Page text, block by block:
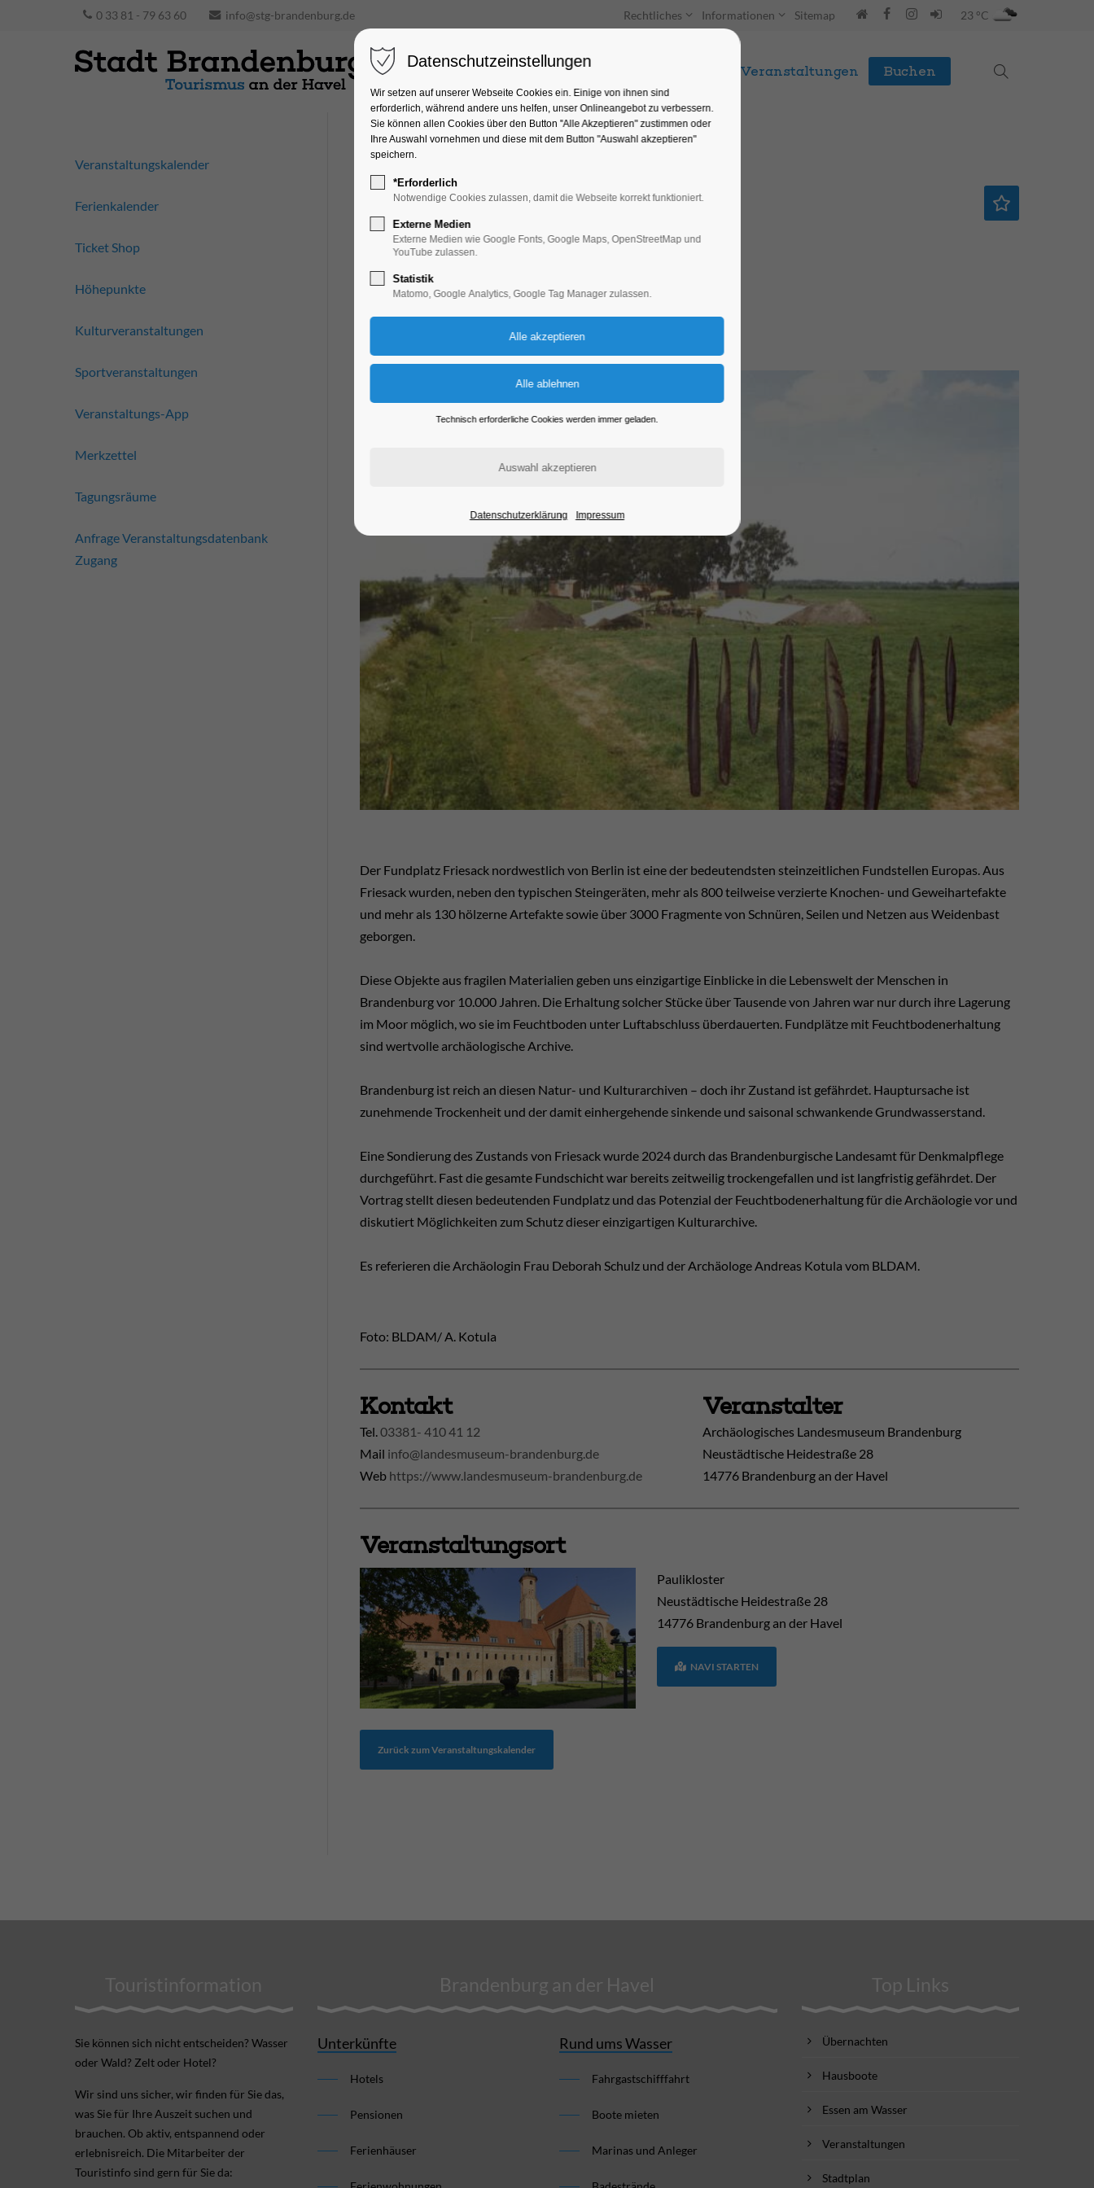
0 33 81 - 79 63 60 info@stg-brandenburg.de Rechtliches Informationen Sitemap 23 °C
Unterkünfte Entdecken & Erleben Veranstaltungen Buchen
Archäologie Aktuell
Bildung, Vortrag
05.11.2025, 18:30–19:30
Der Fundplatz Friesack nordwestlich von Berlin ist eine der bedeutendsten steinzeitlichen Fundstellen Europas. Aus
Friesack wurden, neben den typischen Steingeräten, mehr als 800 teilweise verzierte Knochen- und Geweihartefakte
und mehr als 130 hölzerne Artefakte sowie über 3000 Fragmente von Schnüren, Seilen und Netzen aus Weidenbast
geborgen.
Diese Objekte aus fragilen Materialien geben uns einzigartige Einblicke in die Lebenswelt der Menschen in
Brandenburg vor 10.000 Jahren. Die Erhaltung solcher Stücke über Tausende von Jahren war nur durch ihre Lagerung
im Moor möglich, wo sie im Feuchtboden unter Luftabschluss überdauerten. Fundplätze mit Feuchtbodenerhaltung
sind wertvolle archäologische Archive.
Brandenburg ist reich an diesen Natur- und Kulturarchiven – doch ihr Zustand ist gefährdet. Hauptursache ist
zunehmende Trockenheit und der damit einhergehende sinkende und saisonal schwankende Grundwasserstand.
Eine Sondierung des Zustands von Friesack wurde 2024 durch das Brandenburgische Landesamt für Denkmalpflege
durchgeführt. Fast die gesamte Fundschicht war bereits zeitweilig trockengefallen und ist langfristig gefährdet. Der
Vortrag stellt diesen bedeutenden Fundplatz und das Potenzial der Feuchtbodenerhaltung für die Archäologie vor und
diskutiert Möglichkeiten zum Schutz dieser einzigartigen Kulturarchive.
Es referieren die Archäologin Frau Deborah Schulz und der Archäologe Andreas Kotula vom BLDAM.
Foto: BLDAM/ A. Kotula
Kontakt
Tel.03381- 410 41 12
Mail info@landesmuseum-brandenburg.de
Web https://www.landesmuseum-brandenburg.de
Veranstalter
Archäologisches Landesmuseum Brandenburg
Neustädtische Heidestraße 28
14776 Brandenburg an der Havel
Veranstaltungsort
Paulikloster
Neustädtische Heidestraße 28
14776 Brandenburg an der Havel
NAVI STARTEN
Zurück zum Veranstaltungskalender
Veranstaltungskalender
Ferienkalender
Ticket Shop
Höhepunkte
Kulturveranstaltungen
Sportveranstaltungen
Veranstaltungs-App
Merkzettel
Tagungsräume
Anfrage Veranstaltungsdatenbank
Zugang
Touristinformation
Sie können sich nicht ent­scheiden? Wasser
oder Wald? Zelt oder Hotel?
Wir sind uns sicher, wir finden für Sie das,
was Sie für Ihre Aus­zeit suchen und
brauchen. Ob aktiv, ent­spannend oder
erlebnis­reich. Die Mitarbeiter der
Touristinfo sind gern für Sie da:
Brandenburg an der Havel
Unterkünfte
Hotels
Pensionen
Ferienhäuser
Rund ums Wasser
Fahrgastschifffahrt
Boote mieten
Marinas und Anleger
Top Links
Übernachten
Hausboote
Essen am Wasser
Veranstaltungen
Stadtplan
Datenschutzeinstellungen
Wir setzen auf unserer Webseite Cookies ein. Einige von ihnen sind
erforderlich, während andere uns helfen, unser Onlineangebot zu verbessern.
Sie können allen Cookies über den Button "Alle Akzeptieren" zustimmen oder
Ihre Auswahl vornehmen und diese mit dem Button "Auswahl akzeptieren"
speichern.
*Erforderlich
Notwendige Cookies zulassen, damit die Webseite korrekt funktioniert.
Externe Medien
Externe Medien wie Google Fonts, Google Maps, OpenStreetMap und
YouTube zulassen.
Statistik
Matomo, Google Analytics, Google Tag Manager zulassen.
Technisch erforderliche Cookies werden immer geladen.
Datenschutzerklärung Impressum